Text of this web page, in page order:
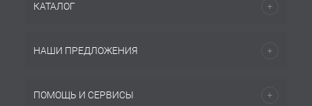
КАТАЛОГ
НАШИ ПРЕДЛОЖЕНИЯ
ПОМОЩЬ И СЕРВИСЫ